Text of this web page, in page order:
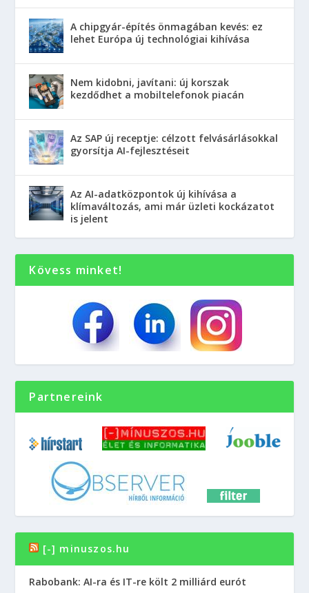
A chipgyár-építés önmagában kevés: ez
lehet Európa új technológiai kihívása
Nem kidobni, javítani: új korszak
kezdődhet a mobiltelefonok piacán
Az SAP új receptje: célzott felvásárlásokkal
gyorsítja AI-fejlesztéseit
Az AI-adatközpontok új kihívása a
klímaváltozás, ami már üzleti kockázatot
is jelent
Kövess minket!
Partnereink
[-] minuszos.hu
Rabobank: AI-ra és IT-re költ 2 milliárd eurót